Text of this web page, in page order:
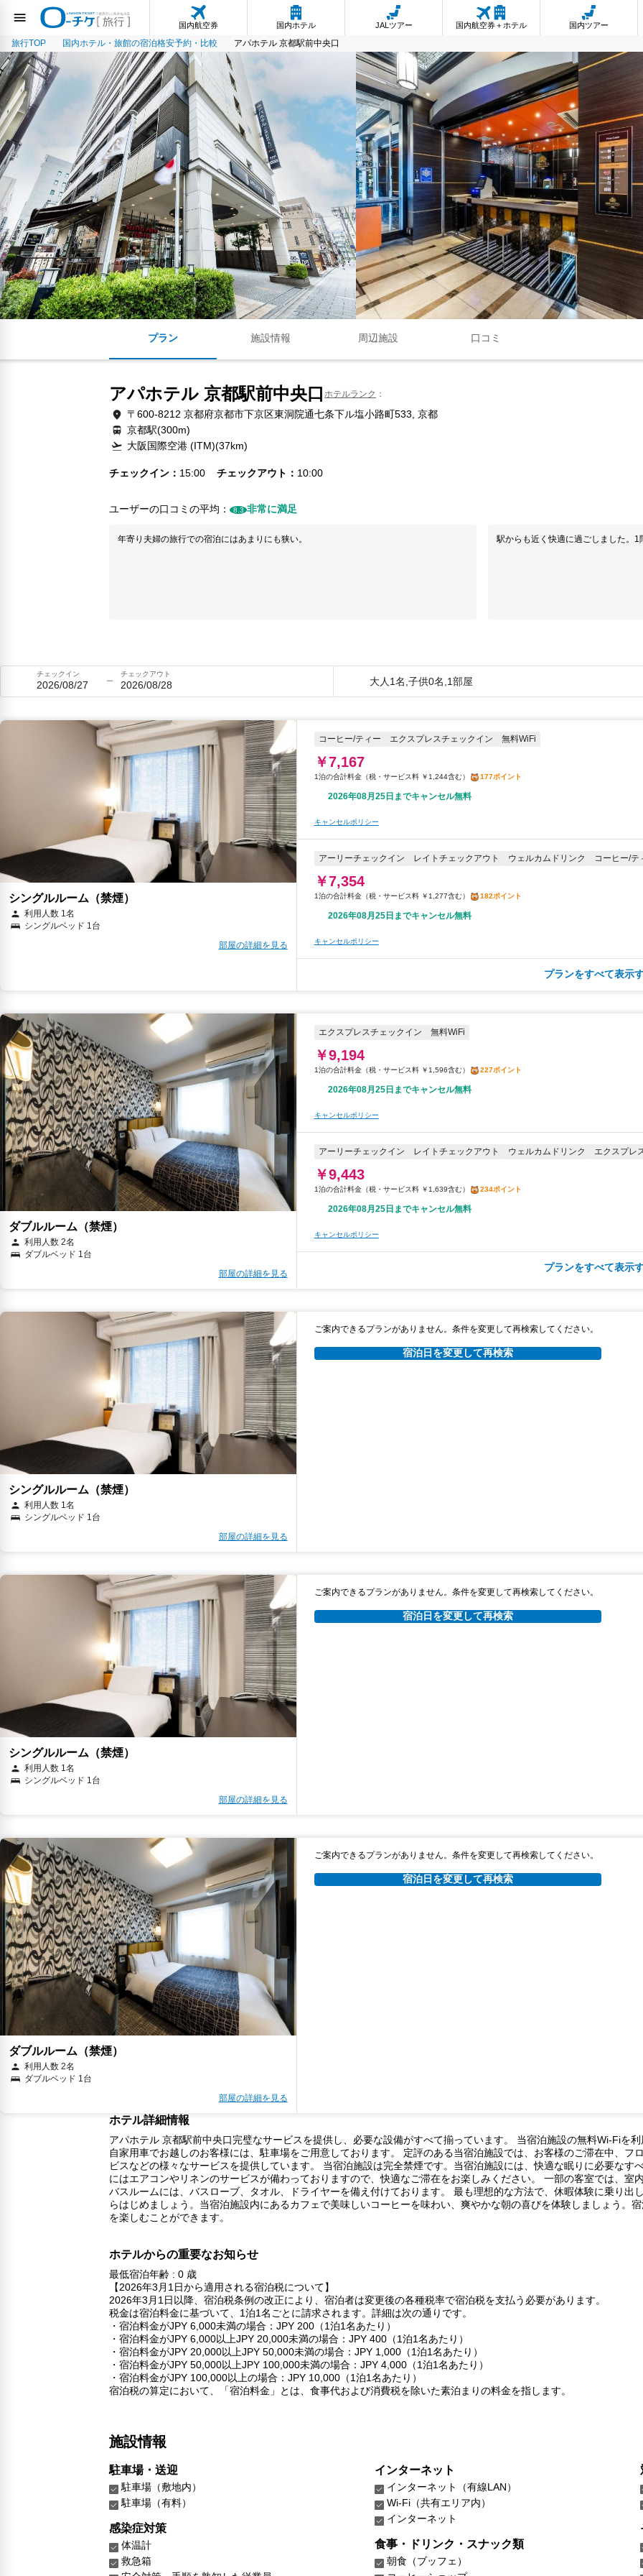
国内航空券 国内ホテル JALツアー 国内航空券＋ホテル 国内ツアー
旅行TOP 国内ホテル・旅館の宿泊格安予約・比較 アパホテル 京都駅前中央口
プラン 施設情報 周辺施設 口コミ
アパホテル 京都駅前中央口 ホテルランク
〒600-8212 京都府京都市下京区東洞院通七条下ル塩小路町533, 京都
京都駅(300m)
大阪国際空港 (ITM)(37km)
チェックイン 15:00 チェックアウト 10:00
ユーザーの口コミの平均： 8.3 非常に満足
年寄り夫婦の旅行での宿泊にはあまりにも狭い。 駅からも近く快適に過ごしました。1
チェックイン
2026/08/27
チェックアウト
2026/08/28 大人1名,子供0名,1部屋
シングルルーム（禁煙）
利用人数 1名
シングルベッド 1台
部屋の詳細を見る
コーヒー/ティー エクスプレスチェックイン 無料WiFi
￥7,167
税・サービス料 ￥1,244含む 177ポイント
2026年08月25日までキャンセル無料
キャンセルポリシー
アーリーチェックイン レイトチェックアウト ウェルカムドリンク コーヒー/テ
￥7,354
税・サービス料 ￥1,277含む 182ポイント
2026年08月25日までキャンセル無料
キャンセルポリシー
エクスプレスチェックイン 無料WiFi
2026年08月25日までキャンセル無料
キャンセルポリシー
コーヒー/ティー エクスプレスチェックイン
￥8,136
税・サービス料 ￥1,412含む 201ポイント
2026年08月25日までキャンセル無料
キャンセルポリシー
プランをすべて表示
ダブルルーム（禁煙）
利用人数 2名
ダブルベッド 1台
部屋の詳細を見る
エクスプレスチェックイン 無料WiFi
￥9,194
税・サービス料 ￥1,596含む 227ポイント
2026年08月25日までキャンセル無料
キャンセルポリシー
アーリーチェックイン レイトチェックアウト ウェルカムドリンク エクスプレ
￥9,443
税・サービス料 ￥1,639含む 234ポイント
2026年08月25日までキャンセル無料
キャンセルポリシー
無料WiFi
2026年08月25日までキャンセル無料
プランをすべて表示
シングルルーム（禁煙）
利用人数 1名
シングルベッド 1台
部屋の詳細を見る
ご案内できるプランがありません。条件を変更して再検索してください。
宿泊日を変更して再検索
シングルルーム（禁煙）
利用人数 1名
シングルベッド 1台
部屋の詳細を見る
ご案内できるプランがありません。条件を変更して再検索してください。
宿泊日を変更して再検索
ダブルルーム（禁煙）
利用人数 2名
ダブルベッド 1台
部屋の詳細を見る
ご案内できるプランがありません。条件を変更して再検索してください。
宿泊日を変更して再検索
ホテル詳細情報
アパホテル 京都駅前中央口完璧なサービスを提供し、必要な設備がすべて揃っています。 当宿泊施設の無料Wi-Fiを
自家用車でお越しのお客様には、駐車場をご用意しております。 定評のある当宿泊施設では、お客様のご滞在中、フ
ビスなどの様々なサービスを提供しています。 当宿泊施設は完全禁煙です。当宿泊施設には、快適な眠りに必要なす
にはエアコンやリネンのサービスが備わっておりますので、快適なご滞在をお楽しみください。 一部の客室では、室
バスルームには、バスローブ、タオル、ドライヤーを備え付けております。 最も理想的な方法で、休暇体験に乗り出
らはじめましょう。当宿泊施設内にあるカフェで美味しいコーヒーを味わい、爽やかな朝の喜びを体験しましょう。
を楽しむことができます。
ホテルからの重要なお知らせ
最低宿泊年齢 : 0 歳
【2026年3月1日から適用される宿泊税について】
2026年3月1日以降、宿泊税条例の改正により、宿泊者は変更後の各種税率で宿泊税を支払う必要があります。
税金は宿泊料金に基づいて、1泊1名ごとに請求されます。詳細は次の通りです。
・宿泊料金がJPY 6,000未満の場合：JPY 200（1泊1名あたり）
・宿泊料金がJPY 6,000以上JPY 20,000未満の場合：JPY 400（1泊1名あたり）
・宿泊料金がJPY 20,000以上JPY 50,000未満の場合：JPY 1,000（1泊1名あたり）
・宿泊料金がJPY 50,000以上JPY 100,000未満の場合：JPY 4,000（1泊1名あたり）
・宿泊料金がJPY 100,000以上の場合：JPY 10,000（1泊1名あたり）
宿泊税の算定において、「宿泊料金」とは、食事代および消費税を除いた素泊まりの料金を指します。
施設情報
駐車場・送迎
駐車場（敷地内）
駐車場（有料）
感染症対策
体温計
救急箱
インターネット
インターネット（有線LAN）
Wi-Fi（共有エリア内）
インターネット
食事・ドリンク・スナック類
朝食（ブッフェ）